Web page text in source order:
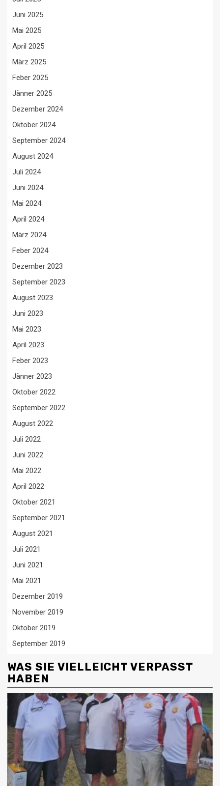
Juni 2025
Mai 2025
April 2025
März 2025
Feber 2025
Jänner 2025
Dezember 2024
Oktober 2024
September 2024
August 2024
Juli 2024
Juni 2024
Mai 2024
April 2024
März 2024
Feber 2024
Dezember 2023
September 2023
August 2023
Juni 2023
Mai 2023
April 2023
Feber 2023
Jänner 2023
Oktober 2022
September 2022
August 2022
Juli 2022
Juni 2022
Mai 2022
April 2022
Oktober 2021
September 2021
August 2021
Juli 2021
Juni 2021
Mai 2021
Dezember 2019
November 2019
Oktober 2019
September 2019
WAS SIE VIELLEICHT VERPASST
HABEN